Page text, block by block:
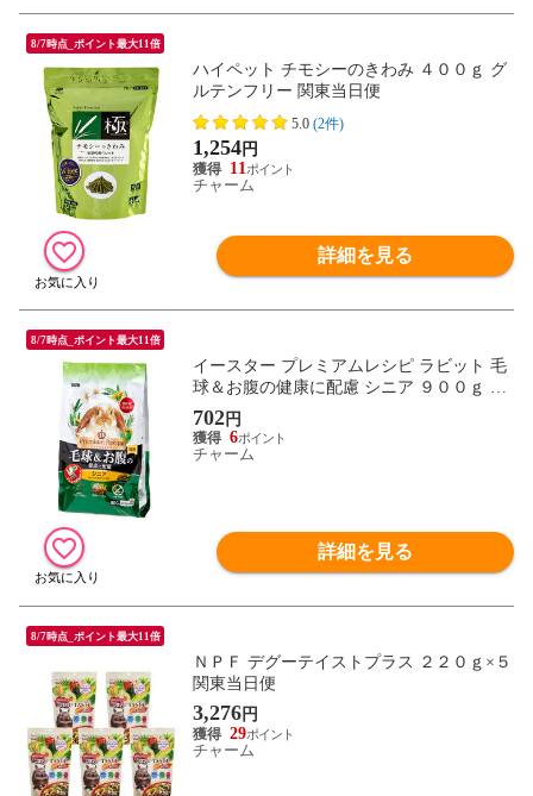
8/7時点_ポイント最大11倍
ハイペット チモシーのきわみ ４００ｇ グ
ルテンフリー 関東当日便
5.0 (2件)
1,254円
11
チャーム
詳細を見る
8/7時点_ポイント最大11倍
イースター プレミアムレシピ ラビット 毛
球＆お腹の健康に配慮 シニア ９００ｇ う
さぎ 餌 フード グルテンフリー 関東当日便
702円
6
チャーム
詳細を見る
8/7時点_ポイント最大11倍
ＮＰＦ デグーテイストプラス ２２０ｇ×５
関東当日便
3,276円
29
チャーム